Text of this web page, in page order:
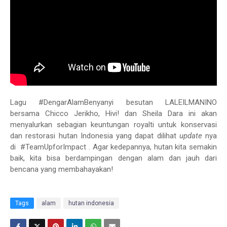
Lagu #DengarAlamBenyanyi besutan LALEILMANINO
bersama Chicco Jerikho, Hivi! dan Sheila Dara ini akan
menyalurkan sebagian keuntungan royalti untuk konservasi
dan restorasi hutan Indonesia yang dapat dilihat update nya
di #TeamUpforImpact . Agar kedepannya, hutan kita semakin
baik, kita bisa berdampingan dengan alam dan jauh dari
bencana yang membahayakan!
Tags alam hutan indonesia